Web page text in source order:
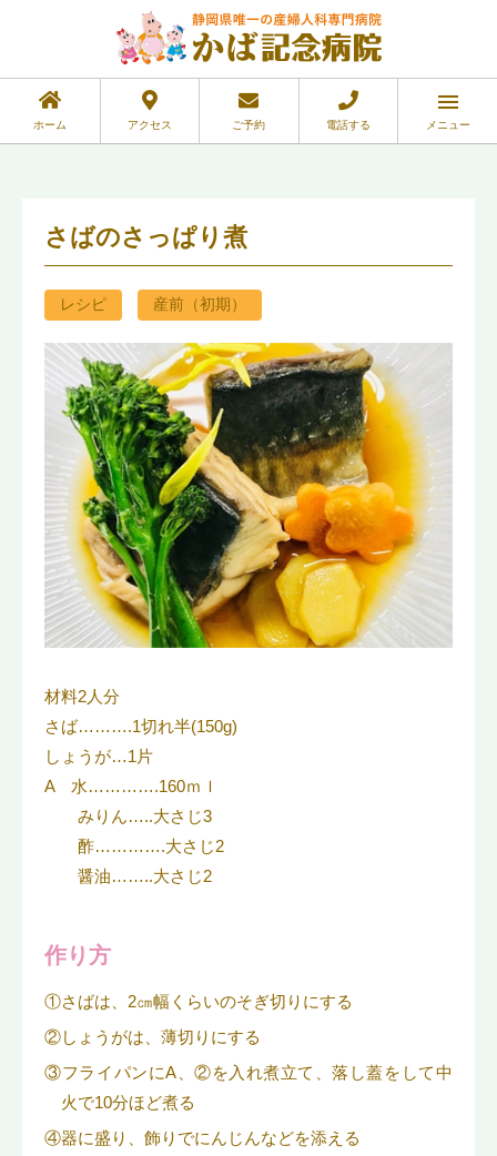
ホーム アクセス ご予約 電話する メニュー
さばのさっぱり煮
レシピ 産前（初期）
材料2人分
さば……….1切れ半(150g)
しょうが…1片
A 水………….160ｍｌ
みりん…..大さじ3
酢………….大さじ2
醤油……..大さじ2
作り方
①さばは、2㎝幅くらいのそぎ切りにする
②しょうがは、薄切りにする
③フライパンにA、②を入れ煮立て、落し蓋をして中
火で10分ほど煮る
④器に盛り、飾りでにんじんなどを添える